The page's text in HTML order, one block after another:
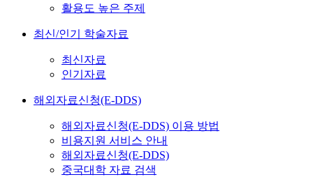
활용도 높은 주제
최신/인기 학술자료
최신자료
인기자료
해외자료신청(E-DDS)
해외자료신청(E-DDS) 이용 방법
비용지원 서비스 안내
해외자료신청(E-DDS)
중국대학 자료 검색